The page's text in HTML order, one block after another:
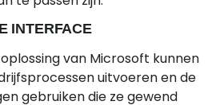
INTERFACE
van Microsoft kunnen
uitvoeren en de
gebruiken die ze gewend